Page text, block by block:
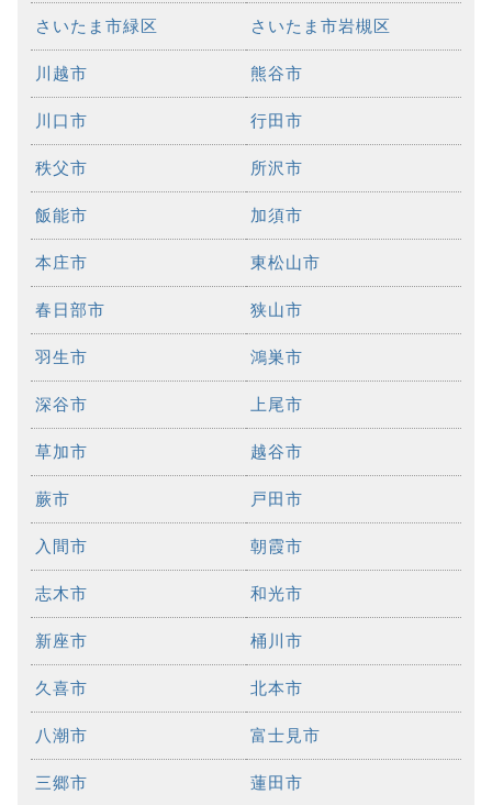
さいたま市緑区 さいたま市岩槻区
川越市 熊谷市
川口市 行田市
秩父市 所沢市
飯能市 加須市
本庄市 東松山市
春日部市 狭山市
羽生市 鴻巣市
深谷市 上尾市
草加市 越谷市
蕨市 戸田市
入間市 朝霞市
志木市 和光市
新座市 桶川市
久喜市 北本市
八潮市 富士見市
三郷市 蓮田市